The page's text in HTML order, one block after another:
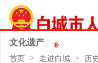
文化遗产
首页 > 走进白城 > 历